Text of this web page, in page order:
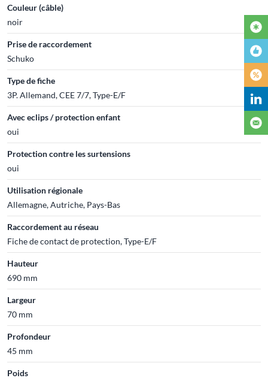
Couleur (câble)
noir
Prise de raccordement
Schuko
Type de fiche
3P. Allemand, CEE 7/7, Type-E/F
Avec eclips / protection enfant
oui
Protection contre les surtensions
oui
Utilisation régionale
Allemagne, Autriche, Pays-Bas
Raccordement au réseau
Fiche de contact de protection, Type-E/F
Hauteur
690 mm
Largeur
70 mm
Profondeur
45 mm
Poids